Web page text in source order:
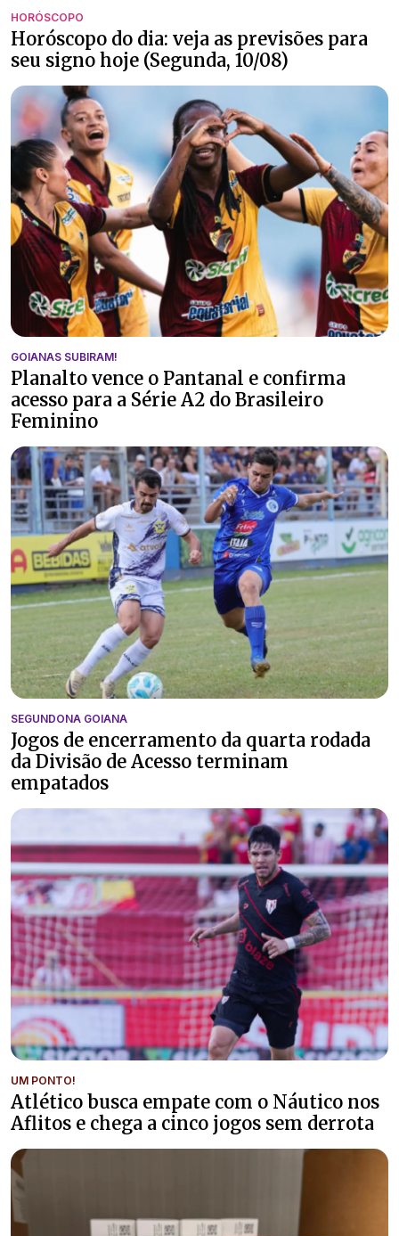
HORÓSCOPO
Horóscopo do dia: veja as previsões para
seu signo hoje (Segunda, 10/08)
GOIANAS SUBIRAM!
Planalto vence o Pantanal e confirma
acesso para a Série A2 do Brasileiro
Feminino
SEGUNDONA GOIANA
Jogos de encerramento da quarta rodada
da Divisão de Acesso terminam
empatados
UM PONTO!
Atlético busca empate com o Náutico nos
Aflitos e chega a cinco jogos sem derrota